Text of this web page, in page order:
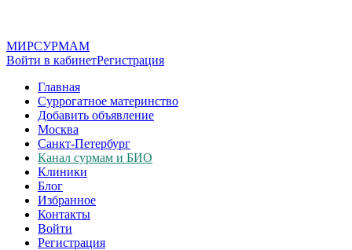
МИРСУРМАМ
Войти в кабинетРегистрация
Главная
Суррогатное материнство
Добавить объявление
Москва
Санкт-Петербург
Канал сурмам и БИО
Клиники
Блог
Избранное
Контакты
Войти
Регистрация